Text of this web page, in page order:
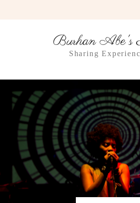
Burhan Abe's
Sharing